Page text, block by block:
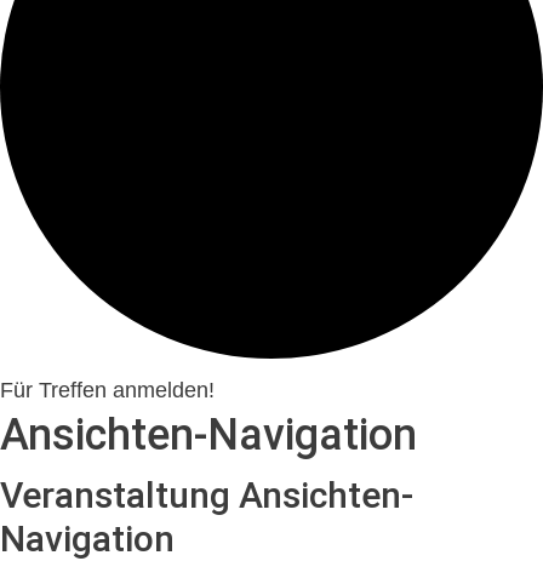
Für Treffen anmelden!
Veranstaltungen
Ansichten-Navigation
Veranstaltung Ansichten-
Navigation